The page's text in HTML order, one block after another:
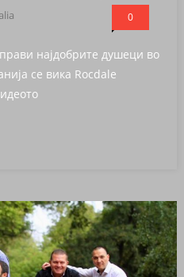
0
најдобрите душеци во
се вика Rocdale